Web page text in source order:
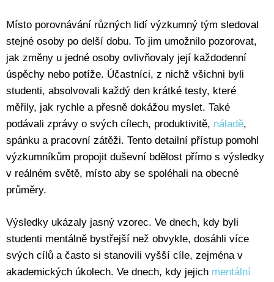
Místo porovnávání různých lidí výzkumný tým sledoval
stejné osoby po delší dobu. To jim umožnilo pozorovat,
jak změny u jedné osoby ovlivňovaly její každodenní
úspěchy nebo potíže. Účastníci, z nichž všichni byli
studenti, absolvovali každý den krátké testy, které
měřily, jak rychle a přesně dokážou myslet. Také
podávali zprávy o svých cílech, produktivitě, náladě,
spánku a pracovní zátěži. Tento detailní přístup pomohl
výzkumníkům propojit duševní bdělost přímo s výsledky
v reálném světě, místo aby se spoléhali na obecné
průměry.
Výsledky ukázaly jasný vzorec. Ve dnech, kdy byli
studenti mentálně bystřejší než obvykle, dosáhli více
svých cílů a často si stanovili vyšší cíle, zejména v
akademických úkolech. Ve dnech, kdy jejich mentální